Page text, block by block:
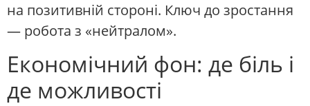
на позитивній стороні. Ключ до зростання
— робота з «нейтралом».
Економічний фон: де біль і
де можливості